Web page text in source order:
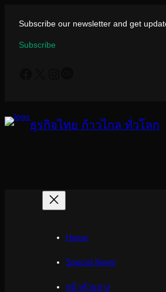
เนื้อหา
Subscribe our newsletter and get
Subscribe
ธุรกิจไทย ก้าวไกล ทั่วโลก
Home
Special News
หน้าตัวอย่าง